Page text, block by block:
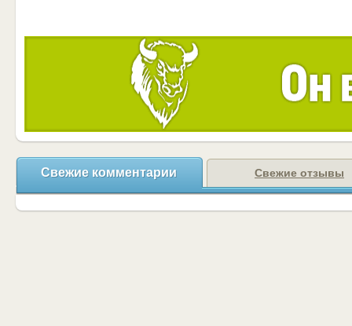
Свежие комментарии Свежие отзывы